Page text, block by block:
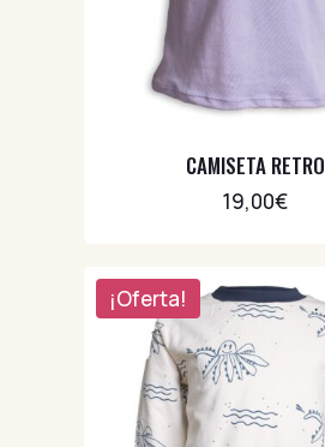
Shorts
Primavera/Verano
SudaderasCAMISETA RETRO
19,00€
¡Oferta!